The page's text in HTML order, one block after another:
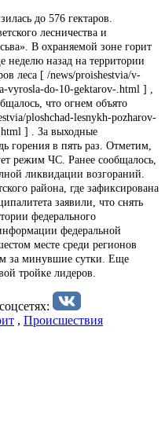
до 576 гектаров.
лесничества и
В охраняемой зоне горит
неделю назад на территории
леса [ /news/proishestvia/v-
vyrosla-do-10-gektarov-.html ] ,
что огнем объято
ploshchad-lesnykh-pozharov-
] . За выходные
горения в пять раз. Отметим,
режим ЧС. Ранее сообщалось,
ликвидации возгораний.
района, где зафиксирована
заявили, что снять
федерального
федеральной
месте среди регионов
за минувшие сутки. Еще
тройке лидеров.
, Происшествия